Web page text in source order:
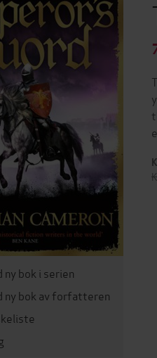
ny bok i serien
ny bok av forfatteren